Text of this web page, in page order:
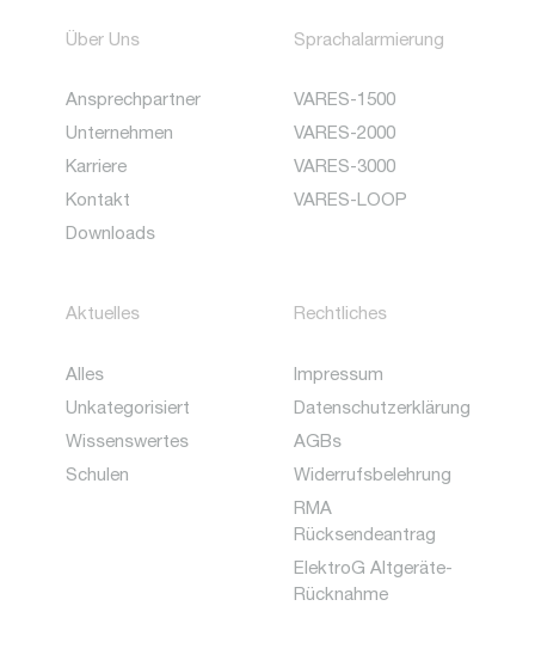
Über Uns
Ansprechpartner
Unternehmen
Karriere
Kontakt
Downloads
Sprachalarmierung
VARES-1500
VARES-2000
VARES-3000
VARES-LOOP
Aktuelles
Alles
Unkategorisiert
Wissenswertes
Schulen
Rechtliches
Impressum
Datenschutzerklärung
AGBs
Widerrufsbelehrung
RMA
Rücksendeantrag
ElektroG Altgeräte-
Rücknahme